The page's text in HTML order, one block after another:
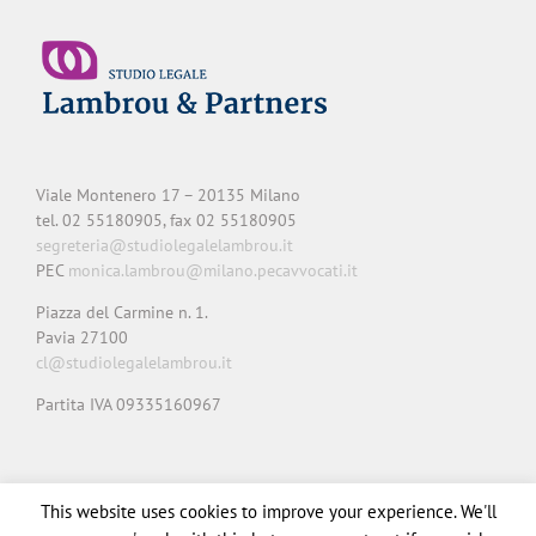
Viale Montenero 17 – 20135 Milano
tel. 02 55180905, fax 02 55180905
segreteria@studiolegalelambrou.it
PEC monica.lambrou@milano.pecavvocati.it
Piazza del Carmine n. 1.
Pavia 27100
cl@studiolegalelambrou.it
Partita IVA 09335160967
Privacy Cookie Note legali Credits
This website uses cookies to improve your experience. We'll